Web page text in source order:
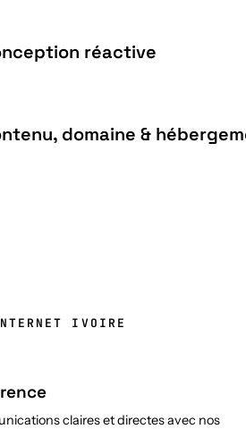
réactive
domaine &
IVOIRE
claires et directes avec nos